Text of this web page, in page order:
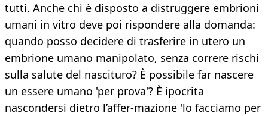
tutti. Anche chi è disposto a distruggere embrioni
umani in vitro deve poi rispondere alla domanda:
quando posso decidere di trasferire in utero un
embrione umano manipolato, senza correre rischi
sulla salute del nascituro? È possibile far nascere
un essere umano 'per prova'? È ipocrita
nascondersi dietro l’affer-mazione 'lo facciamo per